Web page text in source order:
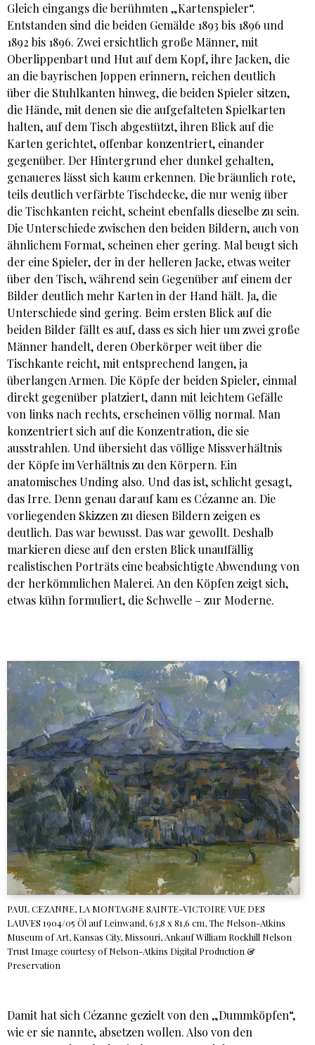
Gleich eingangs die berühmten „Kartenspieler“.
Entstanden sind die beiden Gemälde 1893 bis 1896 und
1892 bis 1896. Zwei ersichtlich große Männer, mit
Oberlippenbart und Hut auf dem Kopf, ihre Jacken, die
an die bayrischen Joppen erinnern, reichen deutlich
über die Stuhlkanten hinweg, die beiden Spieler sitzen,
die Hände, mit denen sie die aufgefalteten Spielkarten
halten, auf dem Tisch abgestützt, ihren Blick auf die
Karten gerichtet, offenbar konzentriert, einander
gegenüber. Der Hintergrund eher dunkel gehalten,
genaueres lässt sich kaum erkennen. Die bräunlich rote,
teils deutlich verfärbte Tischdecke, die nur wenig über
die Tischkanten reicht, scheint ebenfalls dieselbe zu sein.
Die Unterschiede zwischen den beiden Bildern, auch von
ähnlichem Format, scheinen eher gering. Mal beugt sich
der eine Spieler, der in der helleren Jacke, etwas weiter
über den Tisch, während sein Gegenüber auf einem der
Bilder deutlich mehr Karten in der Hand hält. Ja, die
Unterschiede sind gering. Beim ersten Blick auf die
beiden Bilder fällt es auf, dass es sich hier um zwei große
Männer handelt, deren Oberkörper weit über die
Tischkante reicht, mit entsprechend langen, ja
überlangen Armen. Die Köpfe der beiden Spieler, einmal
direkt gegenüber platziert, dann mit leichtem Gefälle
von links nach rechts, erscheinen völlig normal. Man
konzentriert sich auf die Konzentration, die sie
ausstrahlen. Und übersieht das völlige Missverhältnis
der Köpfe im Verhältnis zu den Körpern. Ein
anatomisches Unding also. Und das ist, schlicht gesagt,
das Irre. Denn genau darauf kam es Cézanne an. Die
vorliegenden Skizzen zu diesen Bildern zeigen es
deutlich. Das war bewusst. Das war gewollt. Deshalb
markieren diese auf den ersten Blick unauffällig
realistischen Porträts eine beabsichtigte Abwendung von
der herkömmlichen Malerei. An den Köpfen zeigt sich,
etwas kühn formuliert, die Schwelle – zur Moderne.
PAUL CEZANNE, LA MONTAGNE SAINTE-VICTOIRE VUE DES
LAUVES 1904/05 Öl auf Leinwand, 63,8 x 81,6 cm, The Nelson-Atkins
Museum of Art, Kansas City, Missouri, Ankauf William Rockhill Nelson
Trust Image courtesy of Nelson-Atkins Digital Production &
Preservation
Damit hat sich Cézanne gezielt von den „Dummköpfen“,
wie er sie nannte, absetzen wollen. Also von den